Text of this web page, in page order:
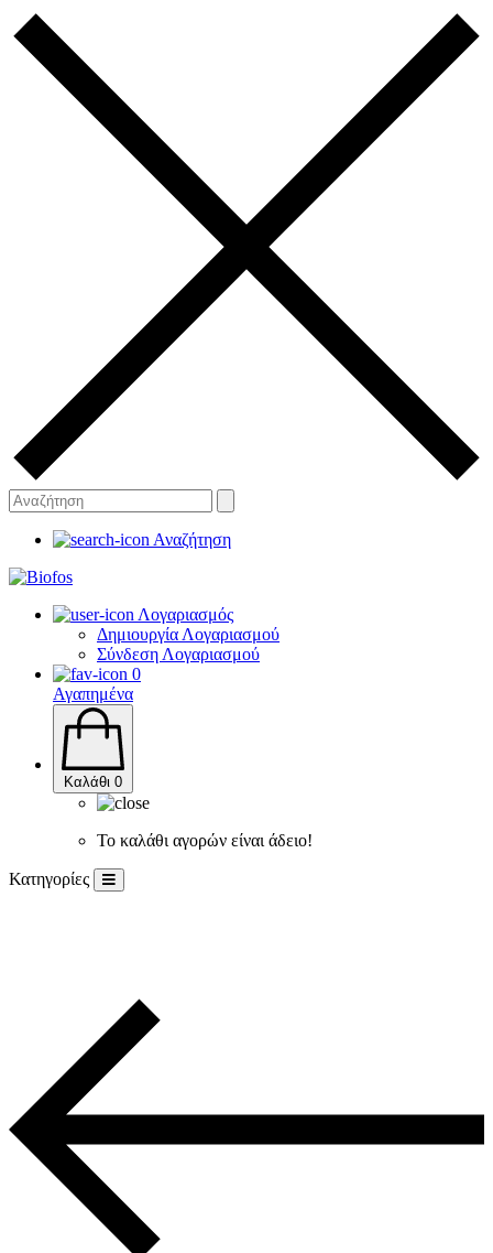
Αναζήτηση
Λογαριασμός
Δημιουργία Λογαριασμού
Σύνδεση Λογαριασμού
0
Αγαπημένα
Καλάθι 0
Το καλάθι αγορών είναι άδειο!
Κατηγορίες